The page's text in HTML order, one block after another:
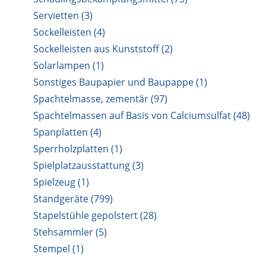
Servietten (3)
Sockelleisten (4)
Sockelleisten aus Kunststoff (2)
Solarlampen (1)
Sonstiges Baupapier und Baupappe (1)
Spachtelmasse, zementär (97)
Spachtelmassen auf Basis von Calciumsulfat (48)
Spanplatten (4)
Sperrholzplatten (1)
Spielplatzausstattung (3)
Spielzeug (1)
Standgeräte (799)
Stapelstühle gepolstert (28)
Stehsammler (5)
Stempel (1)